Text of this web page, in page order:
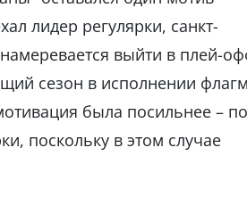
лидер регулярки, санкт-
выйти в плей-
сезон в исполнении
была посильнее –
поскольку в этом случае